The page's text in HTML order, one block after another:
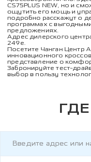
CS75PLUS NEW, но и
ощутить его мощь и
подробно расскажут о
программах с
предложениях.
Адрес дилерского
249е.
Посетите Чанган Центр
инновационного
представление о
Забронируйте тест-
выбор в пользу